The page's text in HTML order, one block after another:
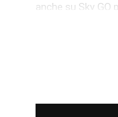
anche su Sky GO